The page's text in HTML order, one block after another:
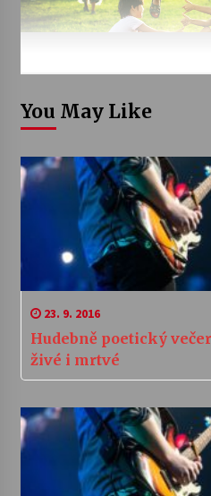
You May Like
23. 9. 2016
Hudebně poetický
živé i mrtvé